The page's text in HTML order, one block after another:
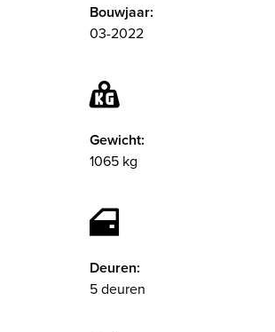
Bouwjaar:
03-2022
Gewicht:
1065 kg
Deuren:
5 deuren